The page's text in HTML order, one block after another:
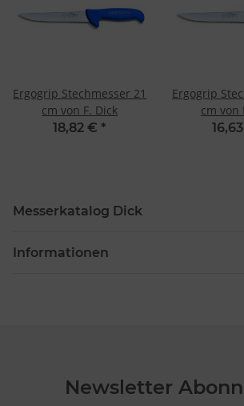
Ergogrip Stechmesser 21
cm von F. Dick
18,82 € *
Ergogrip
cm von
Messerkatalog Dick
Informationen
Newsletter